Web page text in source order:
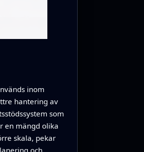
inom
hantering av
som
en mängd olika
skala, pekar
och